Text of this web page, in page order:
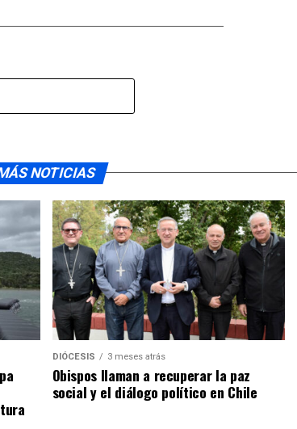
NOTICIAS
DIÓCESIS 3 meses atrás
Obispos llaman a recuperar la paz
social y el diálogo político en Chile